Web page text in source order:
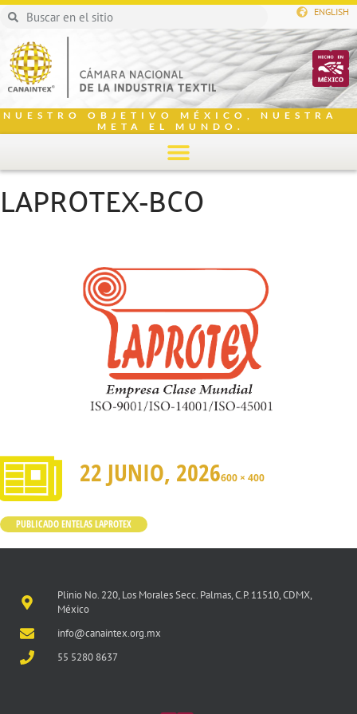
ENGLISH
NUESTRO OBJETIVO MÉXICO, NUESTRA
META EL MUNDO.
LAPROTEX-BCO
22 JUNIO, 2026600 × 400
PUBLICADO ENTELAS LAPROTEX
Plinio No. 220, Los Morales Secc. Palmas, C.P. 11510, CDMX,
México
info@canaintex.org.mx
55 5280 8637